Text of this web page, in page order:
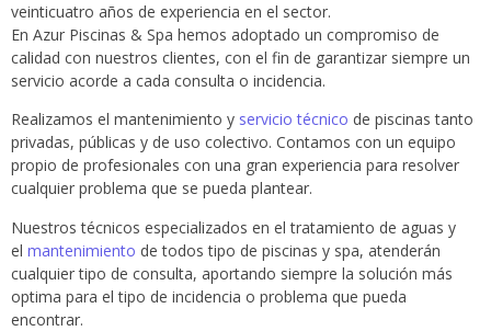
veinticuatro años de experiencia en el sector.
En Azur Piscinas & Spa hemos adoptado un compromiso de
calidad con nuestros clientes, con el fin de garantizar siempre un
servicio acorde a cada consulta o incidencia.
Realizamos el mantenimiento y servicio técnico de piscinas tanto
privadas, públicas y de uso colectivo. Contamos con un equipo
propio de profesionales con una gran experiencia para resolver
cualquier problema que se pueda plantear.
Nuestros técnicos especializados en el tratamiento de aguas y
el mantenimiento de todos tipo de piscinas y spa, atenderán
cualquier tipo de consulta, aportando siempre la solución más
optima para el tipo de incidencia o problema que pueda
encontrar.